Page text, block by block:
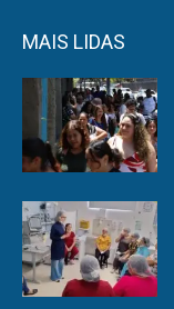
MAIS LIDAS